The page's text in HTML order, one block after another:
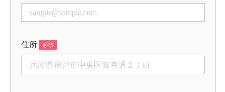
住所